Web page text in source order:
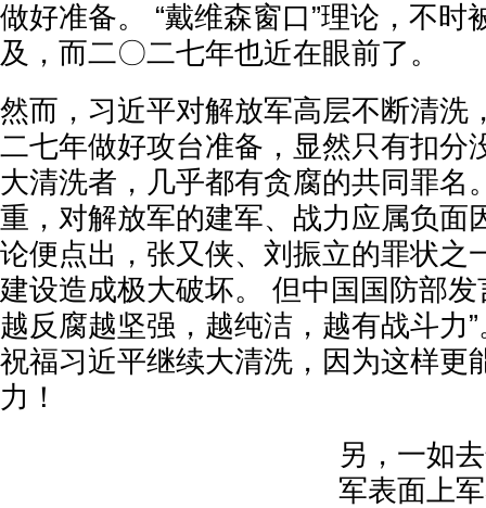
做好准备。 “戴维森窗口”理论，不时
及，而二〇二七年也近在眼前了。
然而，习近平对解放军高层不断清洗
二七年做好攻台准备，显然只有扣分
大清洗者，几乎都有贪腐的共同罪名
重，对解放军的建军、战力应属负面
论便点出，张又侠、刘振立的罪状之
建设造成极大破坏。 但中国国防部发
越反腐越坚强，越纯洁，越有战斗力
祝福习近平继续大清洗，因为这样更
力！
另，一如
军表面上